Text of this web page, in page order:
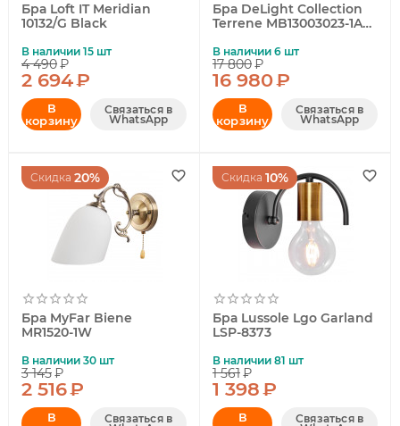
Бра Loft IT Meridian
10132/G Black
В наличии 15 шт
4 490₽
2 694₽
В
корзину
Связаться в
WhatsApp
Бра DeLight Collection
Terrene MB13003023-1A
В наличии 6 шт
17 800₽
16 980₽
В
корзину
Связаться в
WhatsApp
Скидка 20%
Бра MyFar Biene
MR1520-1W
В наличии 30 шт
3 145₽
2 516₽
В
Связаться в
Скидка 10%
Бра Lussole Lgo Garland
LSP-8373
В наличии 81 шт
1 561₽
1 398₽
В
Связаться в